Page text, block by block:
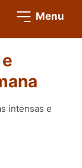
Menu
intensas e